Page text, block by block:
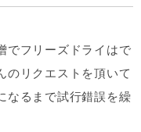
でフリーズドライはで
のリクエストを頂いて
なるまで試行錯誤を繰